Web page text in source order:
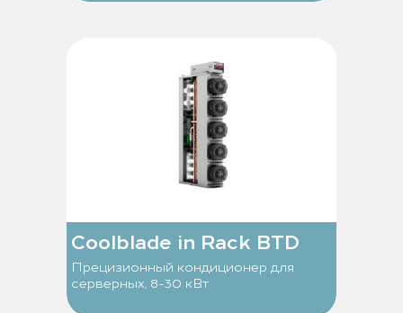
Coolblade in Rack BTD
Прецизионный кондиционер для
серверных, 8-30 кВт